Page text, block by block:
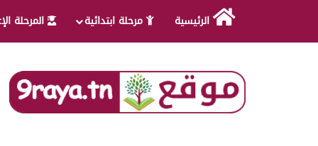
الرئيسية مرحلة ابتدائية المرحلة